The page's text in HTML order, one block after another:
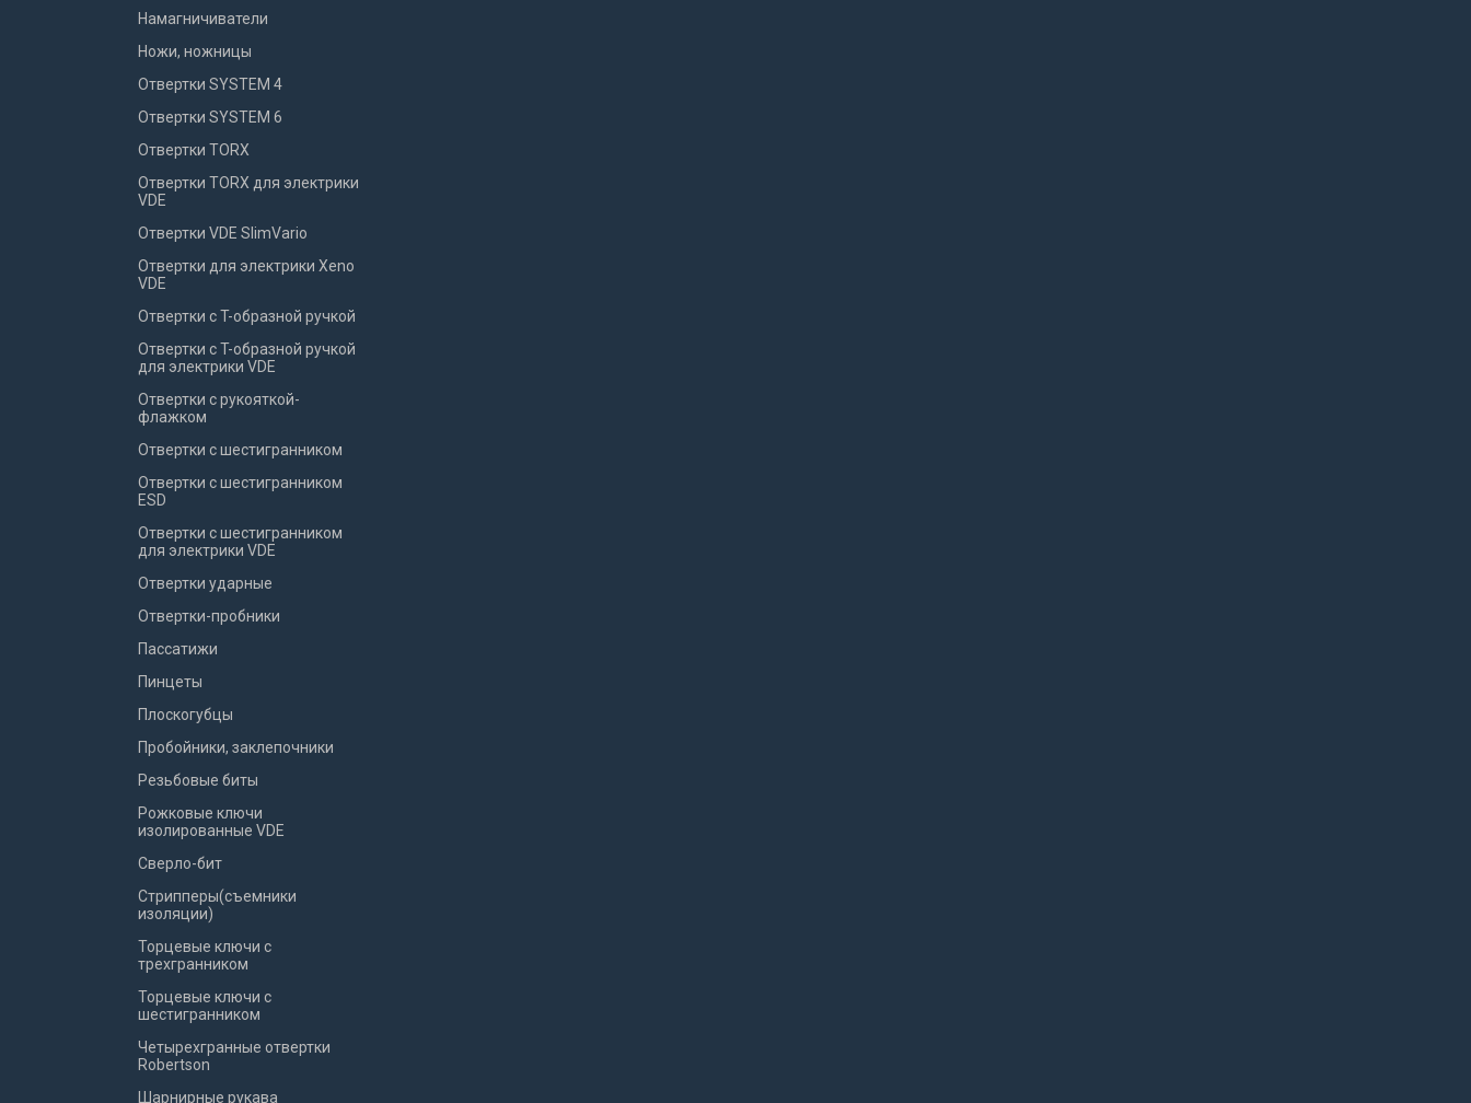
Намагничиватели
Ножи, ножницы
Отвертки SYSTEM 4
Отвертки SYSTEM 6
Отвертки TORX
Отвертки TORX для электрики
VDE
Отвертки VDE SlimVario
Отвертки для электрики Xeno
VDE
Отвертки с T-образной ручкой
Отвертки с T-образной ручкой
для электрики VDE
Отвертки с рукояткой-
флажком
Отвертки с шестигранником
Отвертки с шестигранником
ESD
Отвертки с шестигранником
для электрики VDE
Отвертки ударные
Отвертки-пробники
Пассатижи
Пинцеты
Плоскогубцы
Пробойники, заклепочники
Резьбовые биты
Рожковые ключи
изолированные VDE
Сверло-бит
Стрипперы(съемники
изоляции)
Торцевые ключи с
трехгранником
Торцевые ключи с
шестигранником
Четырехгранные отвертки
Robertson
Шарнирные рукава